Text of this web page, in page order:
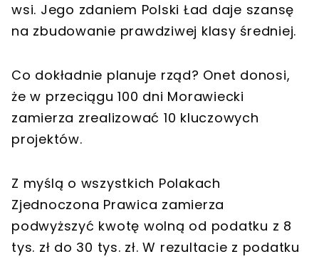
wsi. Jego zdaniem Polski Ład daje szansę
na zbudowanie prawdziwej klasy średniej.
Co dokładnie planuje rząd? Onet donosi,
że w przeciągu 100 dni Morawiecki
zamierza zrealizować 10 kluczowych
projektów.
Z myślą o wszystkich Polakach
Zjednoczona Prawica zamierza
podwyższyć kwotę wolną od podatku z 8
tys. zł do 30 tys. zł. W rezultacie z podatku